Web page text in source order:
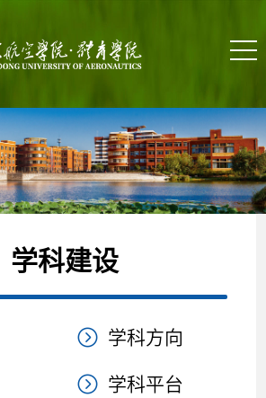
学科建设
学科方向
学科平台